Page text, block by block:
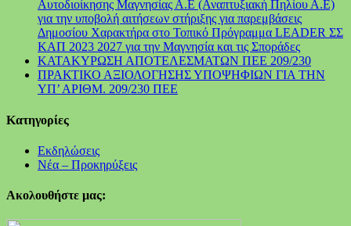
Αυτοδιοίκησης Μαγνησίας Α.Ε (Αναπτυξιακή Πηλίου Α.Ε)
για την υποβολή αιτήσεων στήριξης για παρεμβάσεις
Δημοσίου Χαρακτήρα στο Τοπικό Πρόγραμμα LEADER ΣΣ
ΚΑΠ 2023 2027 για την Μαγνησία και τις Σποράδες
ΚΑΤΑΚΥΡΩΣΗ ΑΠΟΤΕΛΕΣΜΑΤΩΝ ΠΕΕ 209/230
ΠΡΑΚΤΙΚΟ ΑΞΙΟΛΟΓΗΣΗΣ ΥΠΟΨΗΦΙΩΝ ΓΙΑ ΤΗΝ
ΥΠ’ ΑΡΙΘΜ. 209/230 ΠΕΕ
Kατηγορίες
Εκδηλώσεις
Νέα – Προκηρύξεις
Ακολουθήστε μας: